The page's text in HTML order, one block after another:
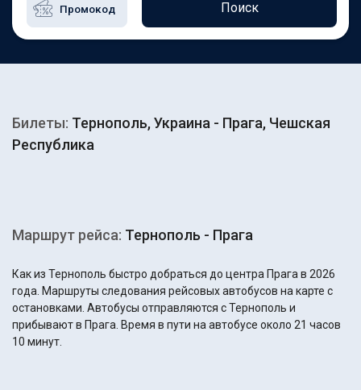
Поиск
Билеты: Тернополь, Украина - Прага, Чешская
Республика
Маршрут рейса: Тернополь - Прага
Как из Тернополь быстро добраться до центра Прага в 2026
года. Маршруты следования рейсовых автобусов на карте с
остановками. Автобусы отправляются с Тернополь и
прибывают в Прага. Время в пути на автобусе около 21 часов
10 минут.